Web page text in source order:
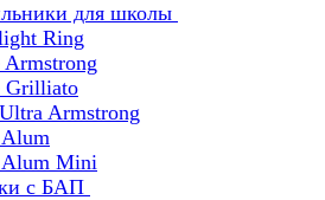
для школы
Ring
Grilliato
Armstrong
Mini
с БАП